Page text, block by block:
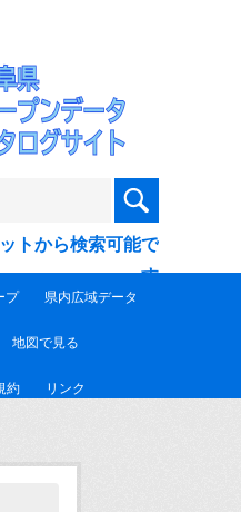
トから検索可能で
す
プ 県内広域データ
地図で見る
約 リンク